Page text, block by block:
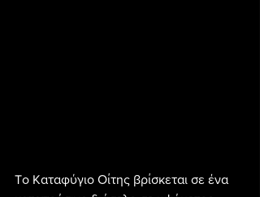
Tο Kαταφύγιο Οίτης βρίσκεται σε ένα